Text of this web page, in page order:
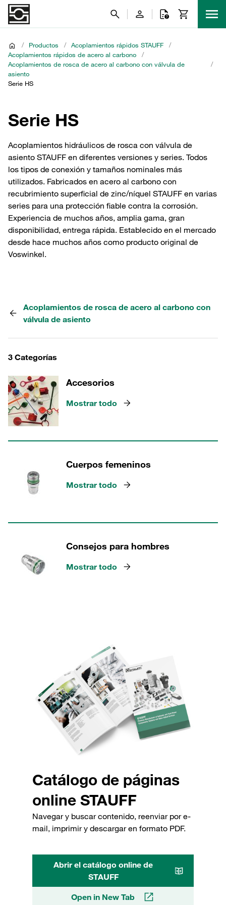
/ Productos / Acoplamientos rápidos STAUFF
/
Acoplamientos rápidos de acero al carbono
/
Acoplamientos de rosca de acero al carbono con válvula de
asiento
/
Serie HS
Serie HS
Acoplamientos hidráulicos de rosca con válvula de
asiento STAUFF en diferentes versiones y series. Todos
los tipos de conexión y tamaños nominales más
utilizados. Fabricados en acero al carbono con
recubrimiento superficial de zinc/níquel STAUFF en varias
series para una protección fiable contra la corrosión.
Experiencia de muchos años, amplia gama, gran
disponibilidad, entrega rápida. Establecido en el mercado
desde hace muchos años como producto original de
Voswinkel.
Acoplamientos de rosca de acero al carbono con
válvula de asiento
3 Categorías
Accesorios
Mostrar todo
Cuerpos femeninos
Mostrar todo
Consejos para hombres
Mostrar todo
Catálogo de páginas
online STAUFF
Navegar y buscar contenido, reenviar por e-
mail, imprimir y descargar en formato PDF.
Abrir el catálogo online de
STAUFF
Open in New Tab